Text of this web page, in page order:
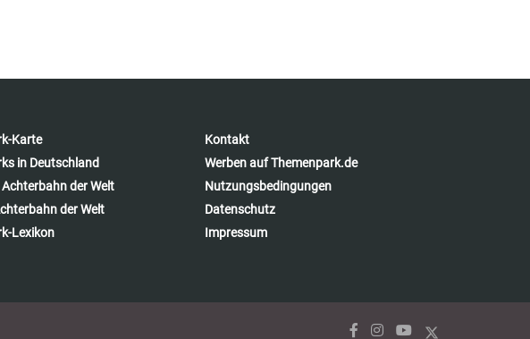
Karte
in Deutschland
der Welt
der Welt
Lexikon
Kontakt
Werben auf Themenpark.de
Nutzungsbedingungen
Datenschutz
Impressum